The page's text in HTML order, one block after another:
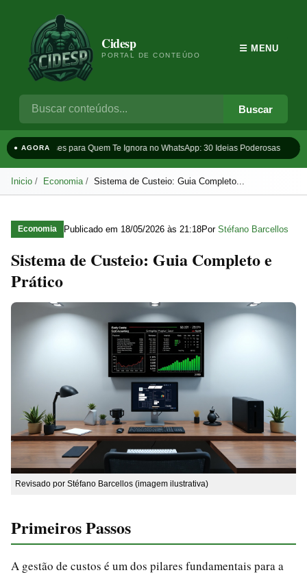
Cidesp
PORTAL DE CONTEÚDO
Buscar
☰ MENU
● AGORAFrases para Quem Te Ignora no WhatsApp: 30 Ideias Poderosas
Inicio Economia Sistema de Custeio: Guia Completo...
Economia Publicado em 18/05/2026 às 21:18Por Stéfano Barcellos
Sistema de Custeio: Guia Completo e
Prático
Revisado por Stéfano Barcellos (imagem ilustrativa)
Primeiros Passos
A gestão de custos é um dos pilares fundamentais para a